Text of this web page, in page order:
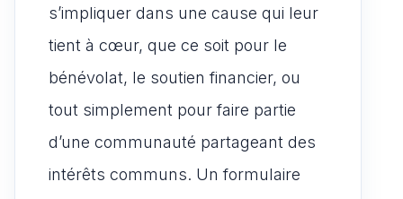
s’impliquer dans une cause qui leur
tient à cœur, que ce soit pour le
bénévolat, le soutien financier, ou
tout simplement pour faire partie
d’une communauté partageant des
intérêts communs. Un formulaire